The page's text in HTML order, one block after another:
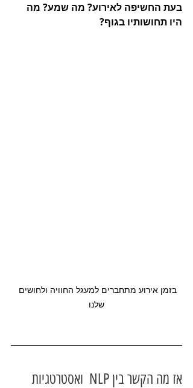
בעת החשיפה לאירוע? מה שמע? מה
היו תחושותיו בגוף?
בזמן אירוע מתחברים למעגל החוויה ולחושים
שלנו
אז מה הקשר בין NLP  ואסטרטגיות